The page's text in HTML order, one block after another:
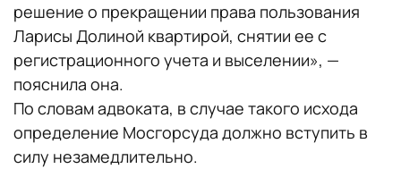
решение о прекращении права пользования
Ларисы Долиной квартирой, снятии ее с
регистрационного учета и выселении», —
пояснила она.
По словам адвоката, в случае такого исхода
определение Мосгорсуда должно вступить в
силу незамедлительно.